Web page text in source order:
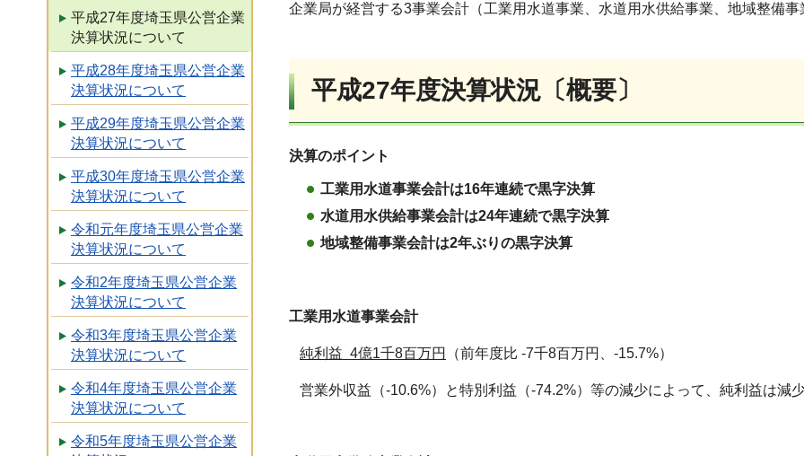
平成27年度埼玉県公営企業
決算状況について
平成28年度埼玉県公営企業
決算状況について
平成29年度埼玉県公営企業
決算状況について
平成30年度埼玉県公営企業
決算状況について
令和元年度埼玉県公営企業
決算状況について
令和2年度埼玉県公営企業
決算状況について
令和3年度埼玉県公営企業
決算状況について
令和4年度埼玉県公営企業
決算状況について
令和5年度埼玉県公営企業
企業局が経営する3事業会計（工業用水道事業、水道用水供給事業、地域整備
平成27年度決算状況〔概要〕
決算のポイント
工業用水道事業会計は16年連続で黒字決算
水道用水供給事業会計は24年連続で黒字決算
地域整備事業会計は2年ぶりの黒字決算
工業用水道事業会計
純利益 4億1千8百万円 （前年度比 -7千8百万円、-15.7%）
営業外収益（-10.6%）と特別利益（-74.2%）等の減少によって、純利益は減